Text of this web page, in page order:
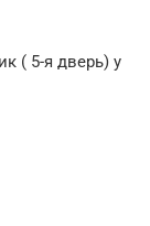
( 5-я дверь) у